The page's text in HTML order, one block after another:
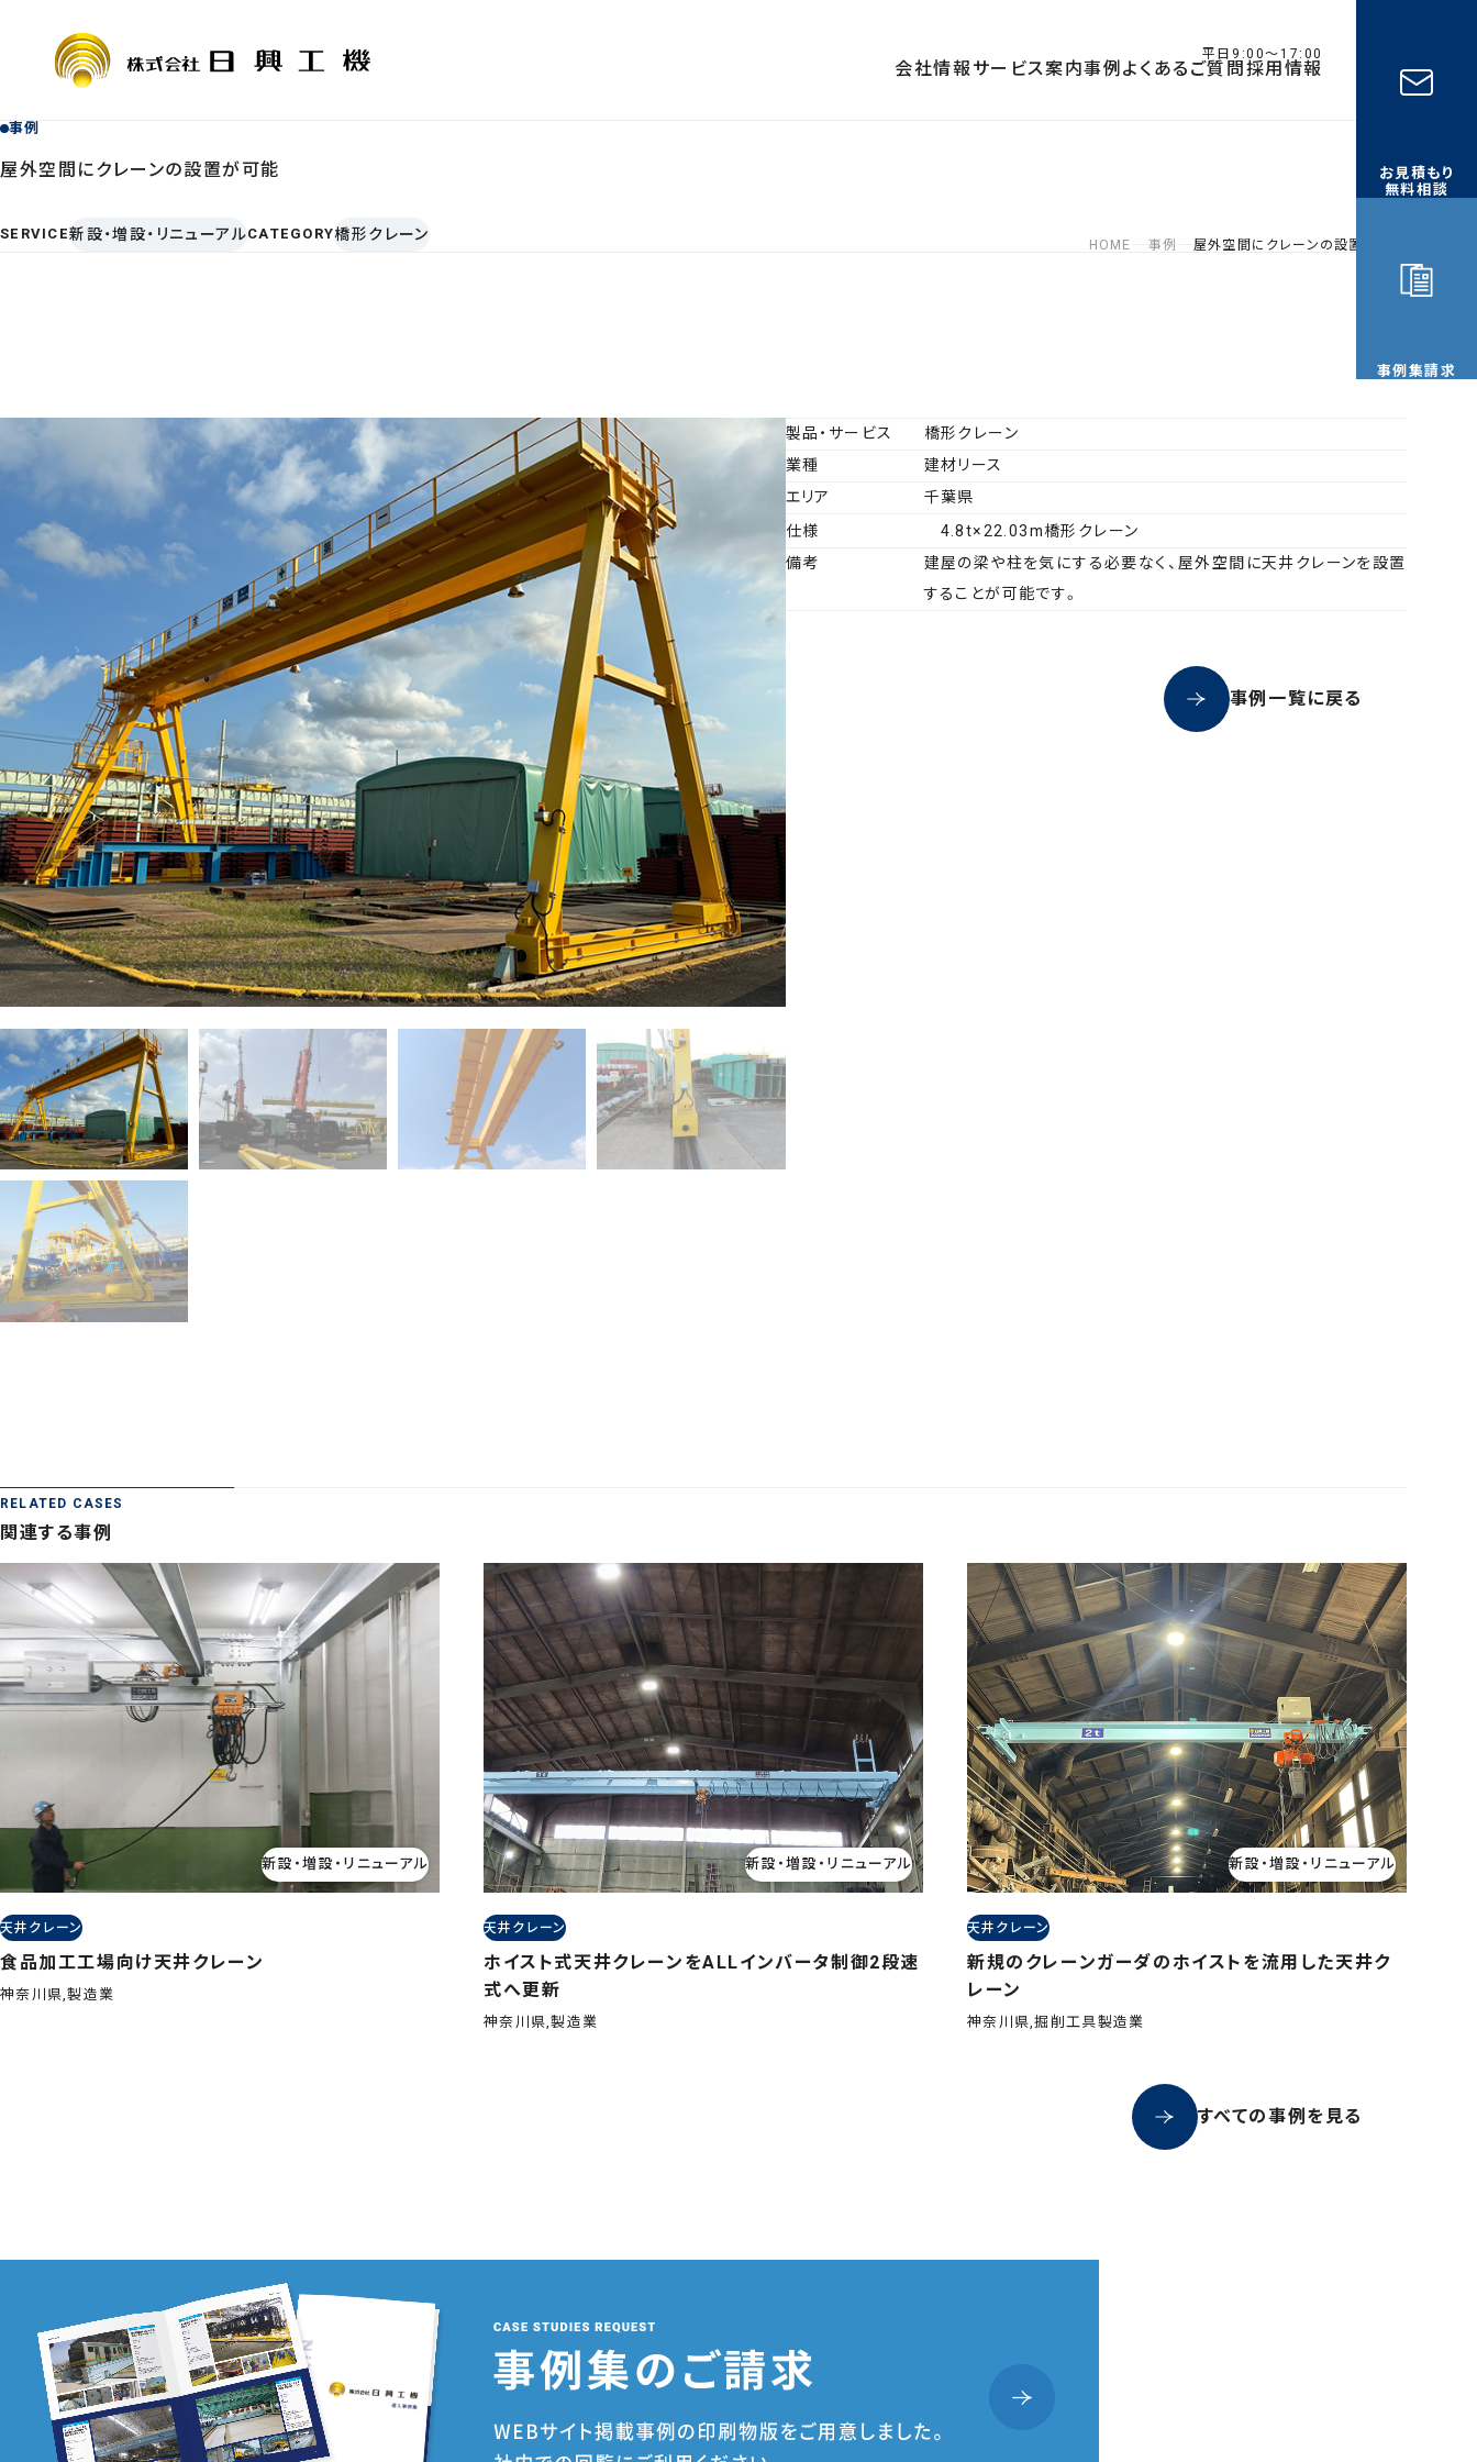
会社情報
ISO認証・許認可 拠点一覧・アクセス
サービス案内
新設・増設・リニューアル 修理・カスタマイズ
その他サービス
事例よくあるご質問採用情報
平日9:00〜17:00
お見積もり
無料相談
事例集請求
事例
屋外空間にクレーンの設置が可能
SERVICE新設・増設・リニューアルCATEGORY橋形クレーン HOME 事例 屋外空間にクレーンの設置が可能
製品・サービス
橋形クレーン
業種
建材リース
エリア
千葉県
仕様
4.8t×22.03m橋形クレーン
備考
建屋の梁や柱を気にする必要なく、屋外空間に天井クレーンを設置
することが可能です。
事例一覧に戻る
RELATED CASES
関連する事例
新設・増設・リニューアル
天井クレーン
食品加工工場向け天井クレーン
神奈川県,製造業
新設・増設・リニューアル
天井クレーン
ホイスト式天井クレーンをALLインバータ制御2段速
式へ更新
神奈川県,製造業
新設・増設・リニューアル
天井クレーン
新規のクレーンガーダのホイストを流用した天井ク
レーン
神奈川県,掘削工具製造業
すべての事例を見る